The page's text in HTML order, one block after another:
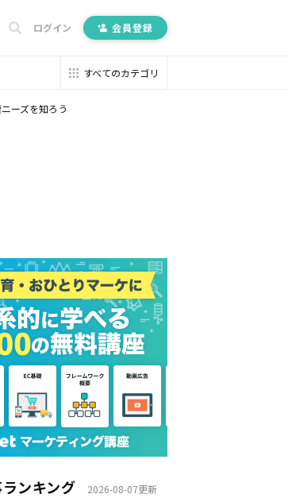
ログイン 会員登録
すべてのカテゴリ
ーズを知ろう
ンキング 2026-08-07更新